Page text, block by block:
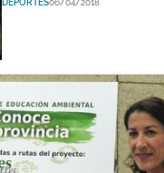
DEPORTES06/04/2018